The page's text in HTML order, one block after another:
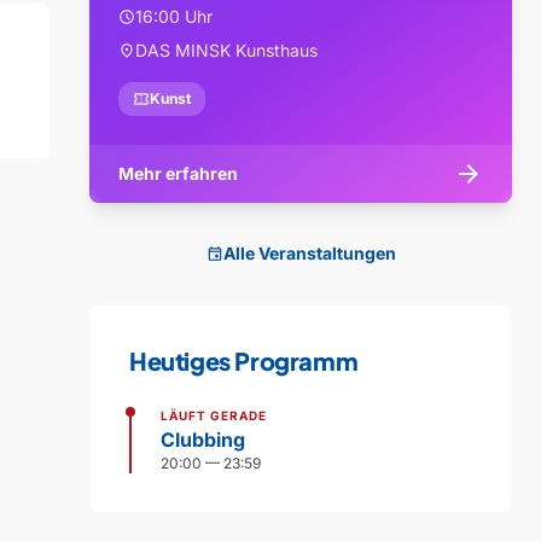
schedule16:00 Uhr
location_onDAS MINSK Kunsthaus
confirmation_numberKunst
Mehr erfahren arrow_forward
eventAlle Veranstaltungen
Heutiges Programm
LÄUFT GERADE
Clubbing
20:00 — 23:59